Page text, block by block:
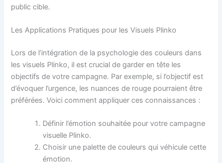
public cible.
Les Applications Pratiques pour les Visuels Plinko
Lors de l’intégration de la psychologie des couleurs dans
les visuels Plinko, il est crucial de garder en tête les
objectifs de votre campagne. Par exemple, si l’objectif est
d’évoquer l’urgence, les nuances de rouge pourraient être
préférées. Voici comment appliquer ces connaissances :
Définir l’émotion souhaitée pour votre campagne
visuelle Plinko.
Choisir une palette de couleurs qui véhicule cette
émotion.